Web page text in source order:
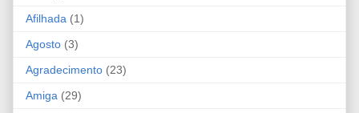
Afilhada (1)
Agosto (3)
Agradecimento (23)
Amiga (29)